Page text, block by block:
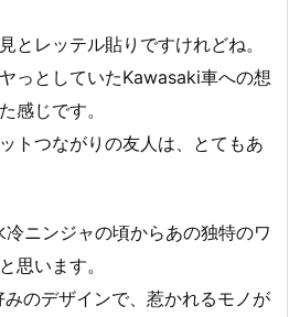
とレッテル貼りですけれどね。
っとしていたKawasaki車への想
感じです。
トつながりの友人は、とてもあ
ニンジャの頃からあの独特のワ
思います。
のデザインで、惹かれるモノが